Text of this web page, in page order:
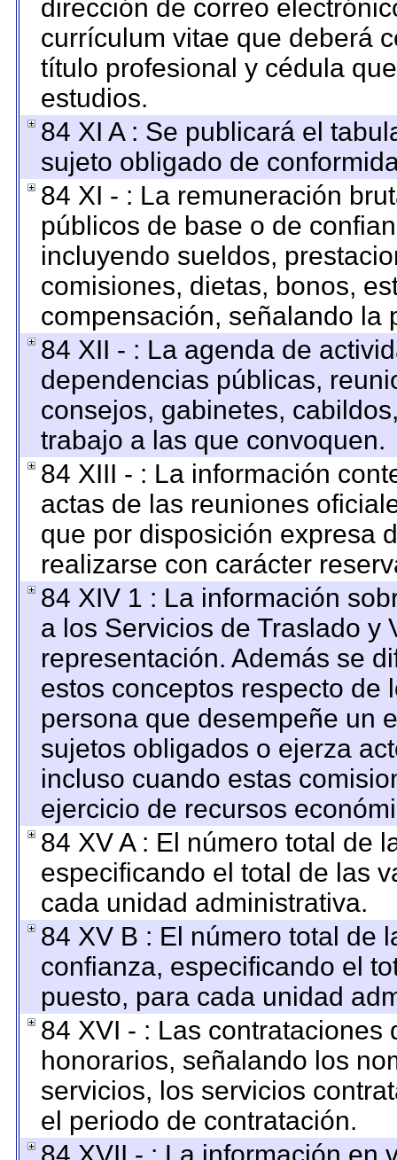
dirección de correo
currículum vitae que deberá
título profesional y cédula
estudios.
84 XI A : Se publicará el
sujeto obligado de
84 XI - : La remuneración
públicos de base o de
incluyendo sueldos,
comisiones, dietas, bonos,
compensación, señalando la
84 XII - : La agenda de
dependencias públicas,
consejos, gabinetes,
trabajo a las que convoquen.
84 XIII - : La información
actas de las reuniones
que por disposición expresa
realizarse con carácter
84 XIV 1 : La información
a los Servicios de Traslado y
representación. Además se
estos conceptos respecto de
persona que desempeñe un
sujetos obligados o ejerza
incluso cuando estas
ejercicio de recursos
84 XV A : El número total de
especificando el total de las
cada unidad administrativa.
84 XV B : El número total de
confianza, especificando el
puesto, para cada unidad
84 XVI - : Las
honorarios, señalando los
servicios, los servicios
el periodo de contratación.